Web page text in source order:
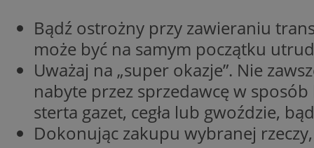
Bądź ostrożny przy zawieraniu
może być na samym początku
Uważaj na „super okazje”. Nie
nabyte przez sprzedawcę w
sterta gazet, cegła lub gwoździe,
Dokonując zakupu wybranej
Nazwa
_ga_VBEXFQ7ESL
_ga
Nazwa
tuuid_lu
tuuid_lu
ADK_EX_11
__mguid_